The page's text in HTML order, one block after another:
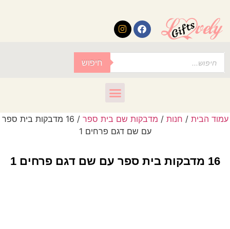
חיפוש
עמוד הבית / חנות / מדבקות שם בית ספר
/ 16 מדבקות בית ספר
עם שם דגם פרחים 1
16 מדבקות בית ספר עם שם דגם פרחים 1